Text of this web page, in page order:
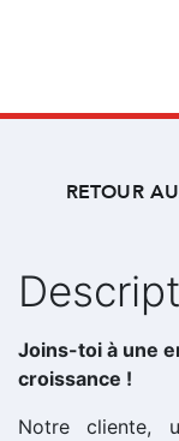
RETOUR
Joins-toi à une
croissance !
Notre cliente,